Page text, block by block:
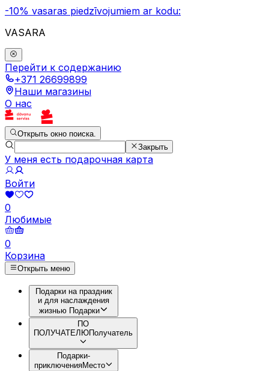
-10% vasaras piedzīvojumiem ar kodu:
VASARA
Перейти к содержанию
+371 26699899
Наши магазины
О нас
Открыть окно поиска.
Закрыть
У меня есть подарочная карта
Войти
0
Любимые
0
Корзина
Открыть меню
Подарки на праздник
и для наслаждения
жизнью Подарки
ПО
ПОЛУЧАТЕЛЮПолучатель
Подарки-
приключенияМесто